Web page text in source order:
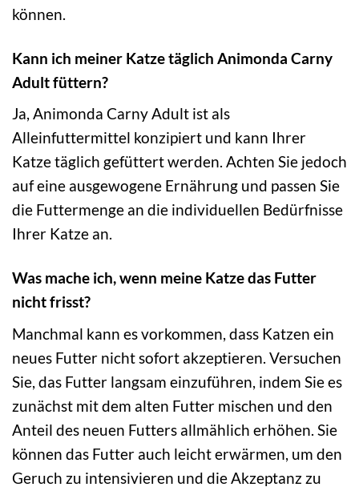
können.
Kann ich meiner Katze täglich Animonda Carny
Adult füttern?
Ja, Animonda Carny Adult ist als
Alleinfuttermittel konzipiert und kann Ihrer
Katze täglich gefüttert werden. Achten Sie jedoch
auf eine ausgewogene Ernährung und passen Sie
die Futtermenge an die individuellen Bedürfnisse
Ihrer Katze an.
Was mache ich, wenn meine Katze das Futter
nicht frisst?
Manchmal kann es vorkommen, dass Katzen ein
neues Futter nicht sofort akzeptieren. Versuchen
Sie, das Futter langsam einzuführen, indem Sie es
zunächst mit dem alten Futter mischen und den
Anteil des neuen Futters allmählich erhöhen. Sie
können das Futter auch leicht erwärmen, um den
Geruch zu intensivieren und die Akzeptanz zu